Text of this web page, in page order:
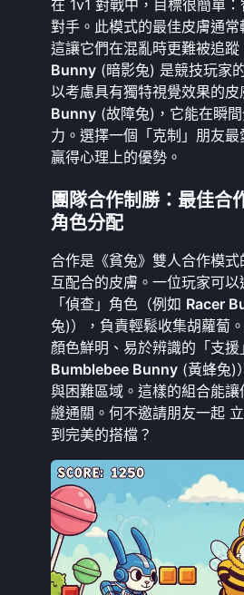
在 1v1 對戰中，目標很簡單
對手。此模式的最佳皮膚通常
這讓它們在混亂時更難被追蹤
Bunny (暗影兔) 是競技玩家
以考慮具有獨特視覺效果的皮
Bunny (故障兔)，它能在瞬
力。選擇一個「克制」朋友
贏得心理上的優勢。
團隊合作制勝：最佳合
角色分配
合作是《貧兔》雙人合作模
互配合的皮膚。一位玩家可
「偵查」角色（例如 Racer
兔)），負責輕鬆收集胡蘿蔔
顏色鮮明、易於辨識的「支
Bumblebee Bunny (黃蜂兔)
與困難區域。這樣的組合能
縫通關。何不邀請朋友一起
到完美的搭檔？